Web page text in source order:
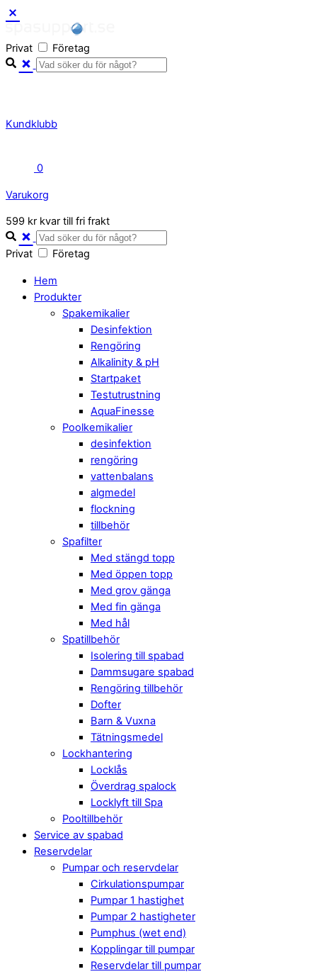
to
content
Privat Företag
Kundklubb
0
Varukorg
Close
Cart
599 kr kvar till fri frakt
Privat Företag
Hem
Produkter
Spakemikalier
Desinfektion
Rengöring
Alkalinity & pH
Startpaket
Testutrustning
AquaFinesse
Poolkemikalier
desinfektion
rengöring
vattenbalans
algmedel
flockning
tillbehör
Spafilter
Med stängd topp
Med öppen topp
Med grov gänga
Med fin gänga
Med hål
Spatillbehör
Isolering till spabad
Dammsugare spabad
Rengöring tillbehör
Dofter
Barn & Vuxna
Tätningsmedel
Lockhantering
Locklås
Överdrag spalock
Locklyft till Spa
Pooltillbehör
Service av spabad
Reservdelar
Pumpar och reservdelar
Cirkulationspumpar
Pumpar 1 hastighet
Pumpar 2 hastigheter
Pumphus (wet end)
Kopplingar till pumpar
Reservdelar till pumpar